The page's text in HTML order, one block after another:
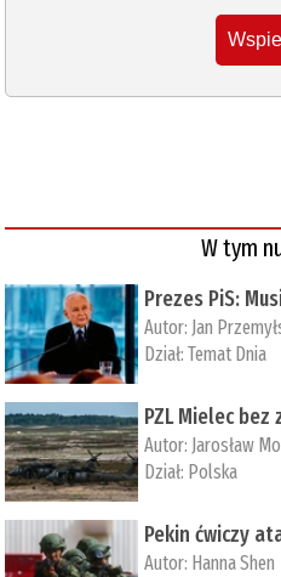
W tym
Prezes PiS:
Autor: Jan
Dział:Temat Dnia
PZL Mielec bez
Autor: Jarosław
Dział: Polska
Pekin ćwiczy
Autor: ­Hanna Shen